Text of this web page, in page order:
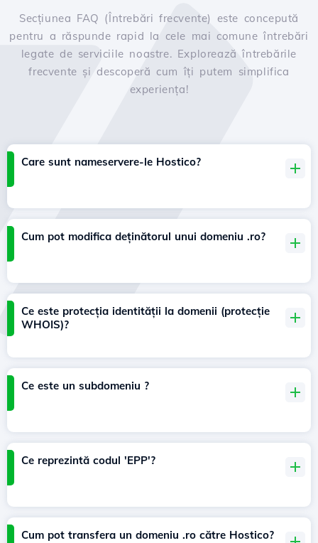
Secțiunea FAQ (Întrebări frecvente) este concepută
pentru a răspunde rapid la cele mai comune întrebări
legate de serviciile noastre. Explorează întrebările
frecvente și descoperă cum îți putem simplifica
experiența!
Care sunt nameservere-le Hostico?
Cum pot modifica deținătorul unui domeniu .ro?
Ce este protecția identității la domenii (protecție
WHOIS)?
Ce este un subdomeniu ?
Ce reprezintă codul 'EPP'?
Cum pot transfera un domeniu .ro către Hostico?